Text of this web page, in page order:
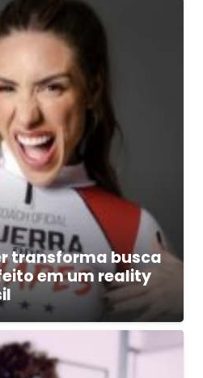
transforma busca
em um reality